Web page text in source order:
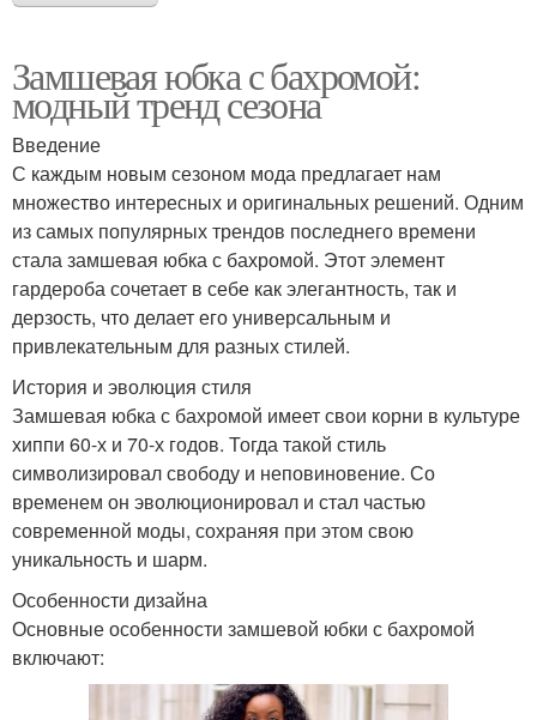
Замшевая юбка с бахромой:
модный тренд сезона
Введение
С каждым новым сезоном мода предлагает нам
множество интересных и оригинальных решений. Одним
из самых популярных трендов последнего времени
стала замшевая юбка с бахромой. Этот элемент
гардероба сочетает в себе как элегантность, так и
дерзость, что делает его универсальным и
привлекательным для разных стилей.
История и эволюция стиля
Замшевая юбка с бахромой имеет свои корни в культуре
хиппи 60-х и 70-х годов. Тогда такой стиль
символизировал свободу и неповиновение. Со
временем он эволюционировал и стал частью
современной моды, сохраняя при этом свою
уникальность и шарм.
Особенности дизайна
Основные особенности замшевой юбки с бахромой
включают: